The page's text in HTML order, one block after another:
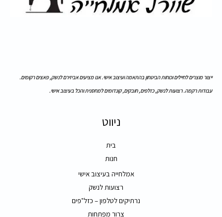
ייצור מוצרים לחיילים וכוחות הביטחון בהתאמה ועיצוב אישי. אנו מציעים אביזירם לנשק, פאצים רקומים.
עבודות רקמה. רצועות לנשק, כזלפים, חובקים, קונדומים למחסנית והכל בעיצוב אישי.
ניווט
בית
חנות
אמלחייה בעיצוב אישי
רצועות לנשק
נרתיקים לטלפון – כזל"פים
צרור מפתחות